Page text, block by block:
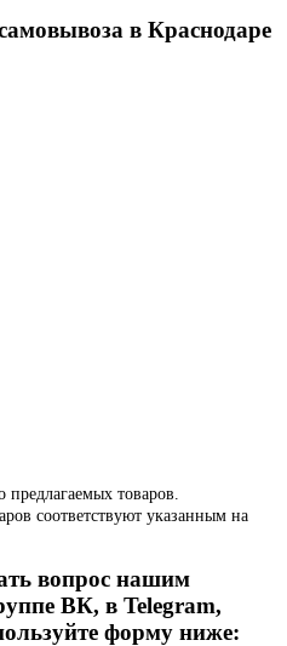
в Краснодаре
товаров.
соответствуют указанным на
вопрос нашим
ВК, в Telegram,
форму ниже: